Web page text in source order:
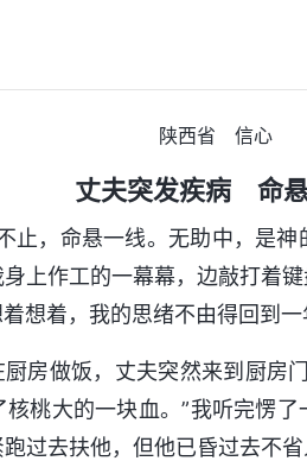
陕西省 信心
丈夫突发疾病 命
止，命悬一线。无助中，是
上作工的一幕幕，边敲打着
想着，我的思绪不由得回到
房做饭，丈夫突然来到厨房
桃大的一块血。”我听完愣
过去扶他，但他已昏过去不